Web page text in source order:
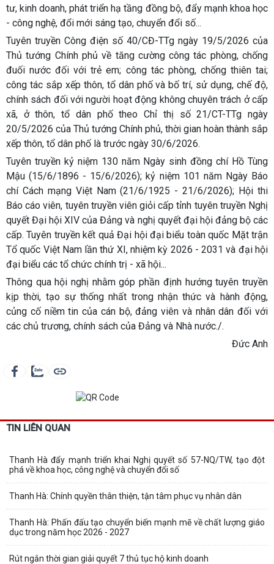
tư, kinh doanh, phát triển hạ tầng đồng bộ, đẩy mạnh khoa học
- công nghệ, đổi mới sáng tạo, chuyển đổi số...
Tuyên truyền Công điện số 40/CĐ-TTg ngày 19/5/2026 của
Thủ tướng Chính phủ về tăng cường công tác phòng, chống
đuối nước đối với trẻ em; công tác phòng, chống thiên tai;
công tác sắp xếp thôn, tổ dân phố và bố trí, sử dụng, chế độ,
chính sách đối với người hoạt động không chuyên trách ở cấp
xã, ở thôn, tổ dân phố theo Chỉ thị số 21/CT-TTg ngày
20/5/2026 của Thủ tướng Chính phủ, thời gian hoàn thành sắp
xếp thôn, tổ dân phố là trước ngày 30/6/2026.
Tuyên truyền kỷ niệm 130 năm Ngày sinh đồng chí Hồ Tùng
Mậu (15/6/1896 - 15/6/2026); kỷ niệm 101 năm Ngày Báo
chí Cách mạng Việt Nam (21/6/1925 - 21/6/2026); Hội thi
Báo cáo viên, tuyên truyền viên giỏi cấp tỉnh tuyên truyền Nghị
quyết Đại hội XIV của Đảng và nghị quyết đại hội đảng bộ các
cấp. Tuyên truyền kết quả Đại hội đại biểu toàn quốc Mặt trận
Tổ quốc Việt Nam lần thứ XI, nhiệm kỳ 2026 - 2031 và đại hội
đại biểu các tổ chức chính trị - xã hội...
Thông qua hội nghị nhằm góp phần định hướng tuyên truyền
kịp thời, tạo sự thống nhất trong nhận thức và hành động,
củng cố niềm tin của cán bộ, đảng viên và nhân dân đối với
các chủ trương, chính sách của Đảng và Nhà nước./.
Đức Anh
TIN LIÊN QUAN
Thanh Hà đẩy mạnh triển khai Nghị quyết số 57-NQ/TW, tạo đột
phá về khoa học, công nghệ và chuyển đổi số
Thanh Hà: Chính quyền thân thiện, tận tâm phục vụ nhân dân
Thanh Hà: Phấn đấu tạo chuyển biến mạnh mẽ về chất lượng giáo
dục trong năm học 2026 - 2027
Rút ngắn thời gian giải quyết 7 thủ tục hộ kinh doanh